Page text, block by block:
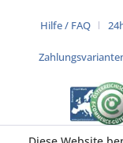
Hilfe / FAQ